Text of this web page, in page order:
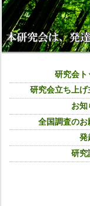
研究会ト
研究会立ち上げ
お知
全国調査のお
発
研究